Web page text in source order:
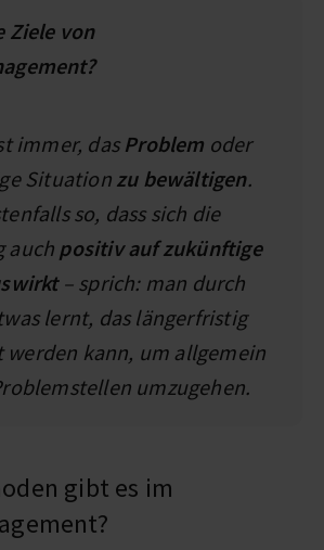
Ziele von
immer, dasProblem oder
Situation zu bewältigen.
so, dass sich die
auch positiv auf zukünftige
– sprich: man durch
lernt, das längerfristig
werden kann, um allgemein
umzugehen.
gibt es im